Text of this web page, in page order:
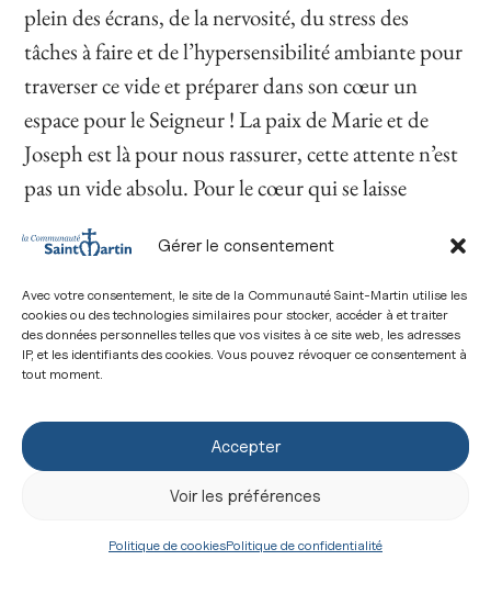
Gérer le consentement
Avec votre consentement, le site de la Communauté Saint-Martin utilise les
cookies ou des technologies similaires pour stocker, accéder à et traiter
des données personnelles telles que vos visites à ce site web, les adresses
IP, et les identifiants des cookies. Vous pouvez révoquer ce consentement à
tout moment.
Accepter
Voir les préférences
Politique de cookiesPolitique de confidentialité
plein des écrans, de la nervosité, du stress des
tâches à faire et de l’hypersensibilité ambiante pour
traverser ce vide et préparer dans son cœur un
espace pour le Seigneur ! La paix de Marie et de
Joseph est là pour nous rassurer, cette attente n’est
pas un vide absolu. Pour le cœur qui se laisse
purifier, elle devient plénitude, elle devient déjà le
Ciel qui vient sur la terre.Prier devant la crèche,
c’est accepter de dépendre de Dieu, d’attendre de
lui la véritable plénitude.
Concrètement, l’Avent est l’occasion de faire la
formidable outil pédagogique :
videpermet de demander aux enfants ce qu’ils
souhaitent demander à Jésus;Marie et Joseph,
quels sont leurs soucis, que doivent-ils préparer ?